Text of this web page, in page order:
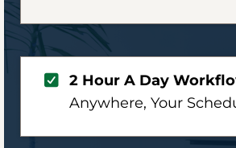
2 Hour A Day
Anywhere, Your